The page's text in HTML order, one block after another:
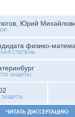
Юрий
физико-
СТЕПЕНЬ
ЗАЩИТЫ
ЗАЩИТЫ
ЧИТАТЬ ДИССЕРТАЦИЮ